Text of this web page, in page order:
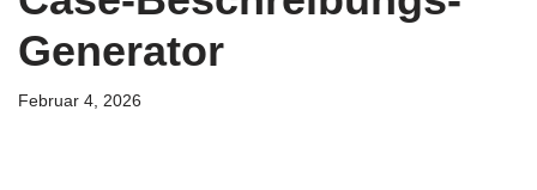
Generator
Februar 4, 2026